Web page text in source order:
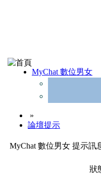
MyChat 數位男女
»
論壇提示
MyChat 數位男女 提示訊
狀